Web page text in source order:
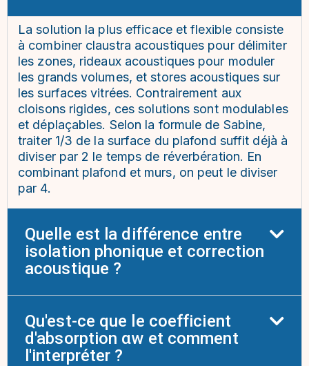
La solution la plus efficace et flexible consiste
à combiner claustra acoustiques pour délimiter
les zones, rideaux acoustiques pour moduler
les grands volumes, et stores acoustiques sur
les surfaces vitrées. Contrairement aux
cloisons rigides, ces solutions sont modulables
et déplaçables. Selon la formule de Sabine,
traiter 1/3 de la surface du plafond suffit déjà à
diviser par 2 le temps de réverbération. En
combinant plafond et murs, on peut le diviser
par 4.
Quelle est la différence entre
isolation phonique et correction
acoustique ?
Qu'est-ce que le coefficient
d'absorption αw et comment
l'interpréter ?